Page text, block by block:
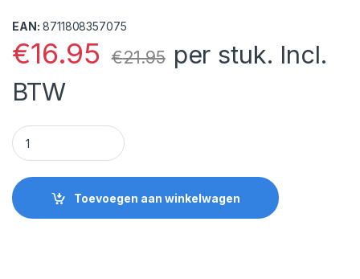
EAN: 8711808357075
€16.95 €21.95 per stuk. Incl.
BTW
Paint-Sation Schilderen zonder knoeien quantity
Toevoegen aan winkelwagen